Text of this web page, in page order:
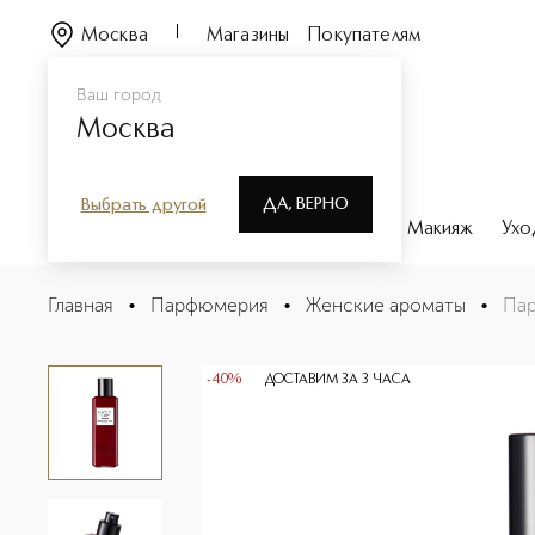
Ваш город
Москва
Выбрать другой ДА, ВЕРНО
Москва Магазины Покупателям
Парфюмерия Макияж
Парфюмированный спрей для тела и волос LOVELY
Описание
Главная • Парфюмерия • Женские ароматы •
-40% ДОСТАВИМ ЗА 3 ЧАСА